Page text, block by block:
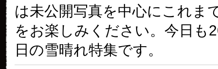
は未公開写真を中心にこれま
をお楽しみください。今日も
日の雪晴れ特集です。